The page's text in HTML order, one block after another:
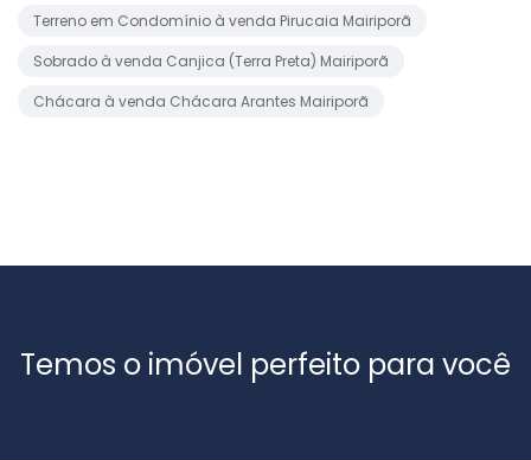
Terreno em Condomínio à venda Pirucaia Mairiporã
Sobrado à venda Canjica (Terra Preta) Mairiporã
Chácara à venda Chácara Arantes Mairiporã
Temos o imóvel perfeito para você